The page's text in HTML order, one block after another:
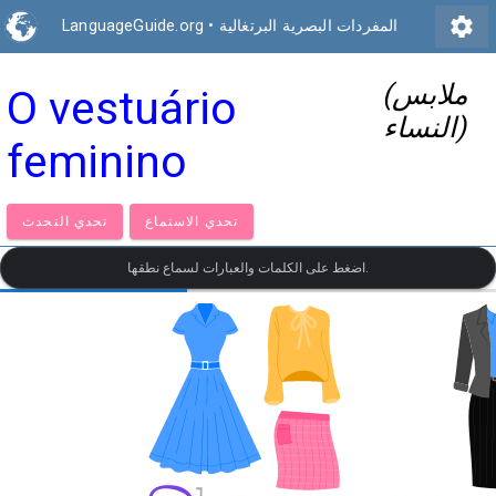
LanguageGuide.org • المفردات البصرية البرتغالية settings
O vestuário
feminino
(ملابس
النساء)
تحدي التحدث تحدي الاستماع
اضغط على الكلمات والعبارات لسماع نطقها.